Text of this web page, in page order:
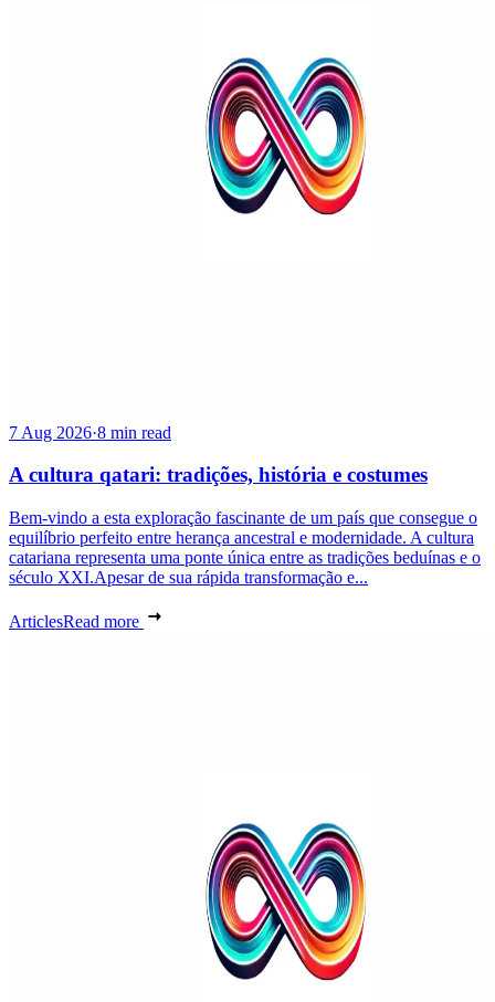
7 Aug 2026·8 min read
A cultura qatari: tradições, história e costumes
Bem-vindo a esta exploração fascinante de um país que consegue o
equilíbrio perfeito entre herança ancestral e modernidade. A cultura
catariana representa uma ponte única entre as tradições beduínas e o
século XXI.Apesar de sua rápida transformação e...
ArticlesRead more